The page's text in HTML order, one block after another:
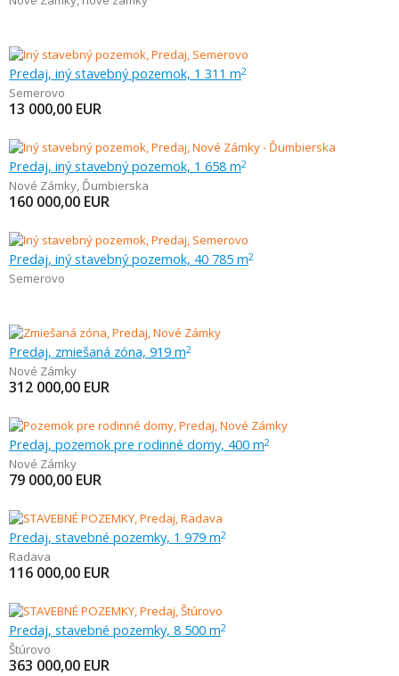
Predaj, iný stavebný pozemok, 1 311 m2
Semerovo
13 000,00 EUR
Predaj, iný stavebný pozemok, 1 658 m2
Nové Zámky, Ďumbierska
160 000,00 EUR
Predaj, iný stavebný pozemok, 40 785 m2
Semerovo
Predaj, zmiešaná zóna, 919 m2
Nové Zámky
312 000,00 EUR
Predaj, pozemok pre rodinné domy, 400 m2
Nové Zámky
79 000,00 EUR
Predaj, stavebné pozemky, 1 979 m2
Radava
116 000,00 EUR
Predaj, stavebné pozemky, 8 500 m2
Štúrovo
363 000,00 EUR